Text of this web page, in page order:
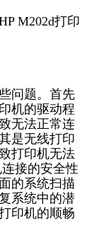
M202d打印
问题。首先
机的驱动程
无法正常连
是无线打印
打印机无法
接的安全性
的系统扫描
系统中的潜
印机的顺畅